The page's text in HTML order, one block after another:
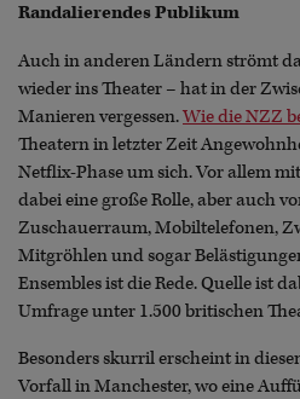
Randalierendes Publikum
Auch in anderen Ländern strömt
wieder ins Theater – hat in der
Manieren vergessen.Wie die NZZ
Theatern in letzter Zeit
Netflix-Phase um sich. Vor allem
dabei eine große Rolle, aber auch
Zuschauerraum, Mobiltelefonen,
Mitgröhlen und sogar
Ensembles ist die Rede. Quelle ist
Umfrage unter 1.500 britischen
Besonders skurril erscheint in
Vorfall in Manchester, wo eine